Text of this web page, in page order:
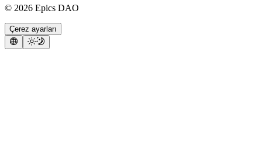
© 2026 Epics DAO
Çerez ayarları